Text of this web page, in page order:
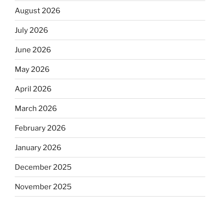
August 2026
July 2026
June 2026
May 2026
April 2026
March 2026
February 2026
January 2026
December 2025
November 2025